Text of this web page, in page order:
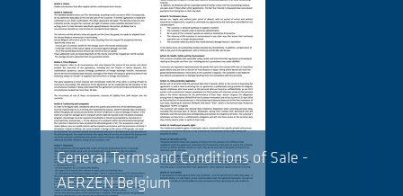
General Termsand Conditions of Sale -
AERZEN Belgium